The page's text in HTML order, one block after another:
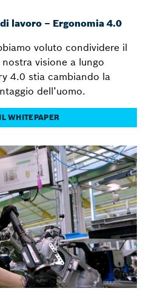
lavoro – Ergonomia 4.0
voluto condividere il
visione a lungo
4.0 stia cambiando la
dell’uomo.
WHITEPAPER